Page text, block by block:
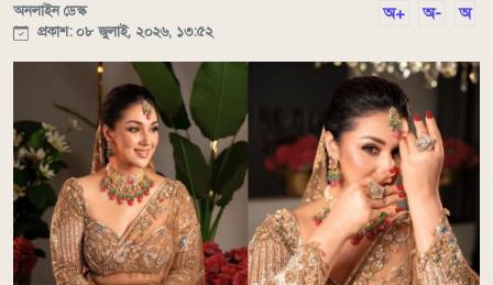
অনলাইন ডেস্ক
প্রকাশ: ০৮ জুলাই, ২০২৬, ১৩:৫২
অ+ অ- অ